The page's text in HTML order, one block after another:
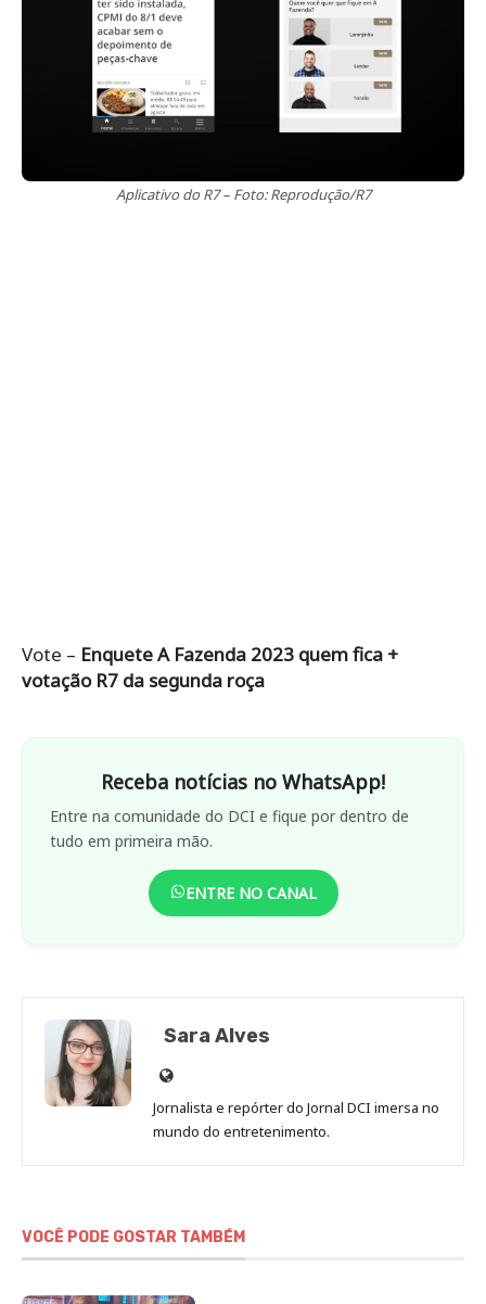
Aplicativo do R7 – Foto: Reprodução/R7
Vote – Enquete A Fazenda 2023 quem fica +
votação R7 da segunda roça
Receba notícias no WhatsApp!
Entre na comunidade do DCI e fique por dentro de
tudo em primeira mão.
ENTRE NO CANAL
Sara Alves
Site
de
Sara
Jornalista e repórter do Jornal DCI imersa no
mundo do entretenimento.
VOCÊ PODE GOSTAR TAMBÉM